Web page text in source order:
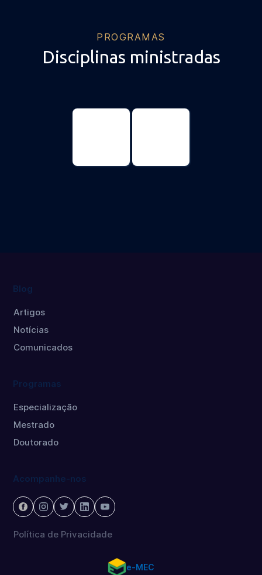
PROGRAMAS
Disciplinas ministradas
Blog
Artigos
Notícias
Comunicados
Programas
Especialização
Mestrado
Doutorado
Acompanhe-nos
Política de Privacidade
e-MEC